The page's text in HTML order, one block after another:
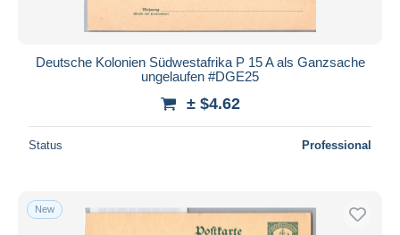
Deutsche Kolonien Südwestafrika P 15 A als Ganzsache
ungelaufen #DGE25
± $4.62
Status Professional
New